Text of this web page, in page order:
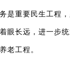
是重要民生工程
眼长远，进一步
老工程。